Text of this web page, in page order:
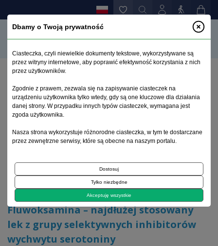
Fluwoksamina – najdłużej stosowany lek z grupy
selektywnych inhibitorów wychwytu serotoniny
Archiwum 1995–2023
2006, tom 22, zeszyt 3-4
Artykuł poglądowy
Fluwoksamina – najdłużej stosowany
lek z grupy selektywnych inhibitorów
wychwytu serotoniny
Dbamy o Twoją prywatność
Ciasteczka, czyli niewielkie dokumenty tekstowe, wykorzystywane są
przez witryny internetowe, aby poprawić efektywność korzystania z nich
przez użytkowników.
Zgodnie z prawem, zezwala się na zapisywanie ciasteczek na
urządzeniu użytkownika tylko wtedy, gdy są one kluczowe dla działania
danej strony. W przypadku innych typów ciasteczek, wymagana jest
zgoda użytkownika.
Nasza strona wykorzystuje różnorodne ciasteczka, w tym te dostarczane
przez zewnętrzne serwisy, które są obecne na naszym portalu.
Dostosuj
Tylko niezbędne
Akceptuję wszystkie